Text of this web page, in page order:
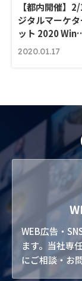
【都内開催】
ジタルマーケ
ット 2020
2020.01.17
WEB広告・
ます。当社専
にご相談・お